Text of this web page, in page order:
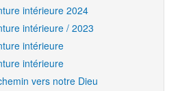
intérieure 2024
intérieure / 2023
intérieure
intérieure
vers notre Dieu